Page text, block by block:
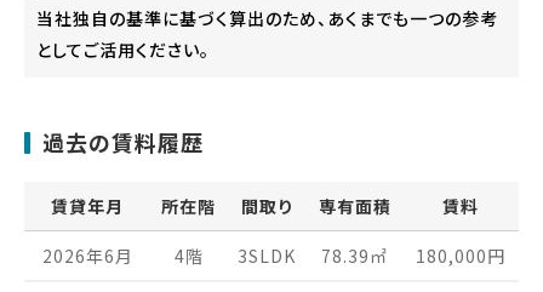
当社独自の基準に基づく算出のため、あくまでも一つの参考
としてご活用ください。
過去の賃料履歴
賃貸年月 所在階 間取り 専有面積 賃料
2026年6月 4階 3SLDK 78.39 ㎡ 180,000円